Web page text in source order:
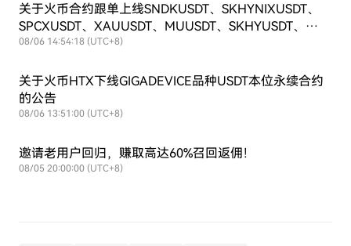
关于火币合约跟单上线SNDKUSDT、SKHYNIXUSDT、
SPCXUSDT、XAUUSDT、MUUSDT、SKHYUSDT、
SOXLUSDT和TSLAXUSDT交易对的公告
08/06 14:54:18 (UTC+8)
关于火币HTX下线GIGADEVICE品种USDT本位永续合约
的公告
08/06 13:51:00 (UTC+8)
邀请老用户回归，赚取高达60%召回返佣！
08/05 20:00:00 (UTC+8)